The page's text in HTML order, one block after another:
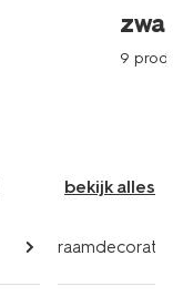
9
bekijk alles
raamdecoratie